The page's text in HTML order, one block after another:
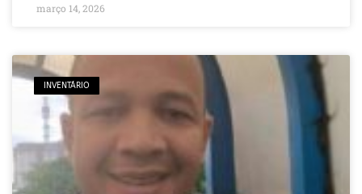
março 14, 2026
INVENTÁRIO